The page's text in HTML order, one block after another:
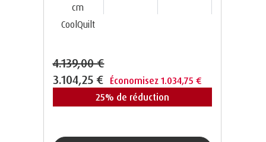
cm
CoolQuilt
4.139,00 €
3.104,25 € Économisez 1.034,75 €
25% de réduction